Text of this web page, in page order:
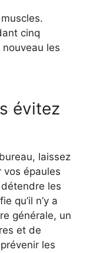
cinq
les
évitez
laissez
épaules
les
qu’il n’y a
générale, un
et de
les